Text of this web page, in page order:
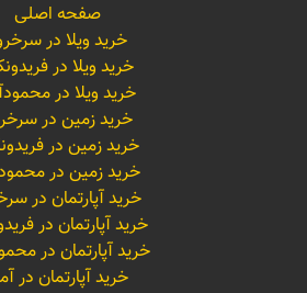
صفحه اصلی
خرید ویلا در
خرید ویلا در
خرید ویلا در
خرید زمین در
خرید زمین در
خرید زمین در
خرید آپارتمان در
خرید آپارتمان در
خرید آپارتمان در
خرید آپارتمان در